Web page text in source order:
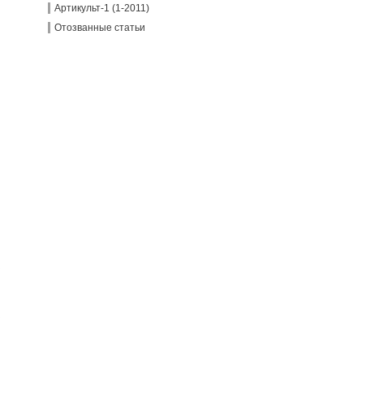
Артикульт-1 (1-2011)
Отозванные статьи